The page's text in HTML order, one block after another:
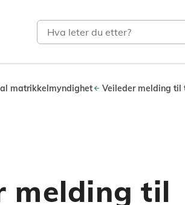
Søk
matrikkelmyndighet Veileder melding til
melding til